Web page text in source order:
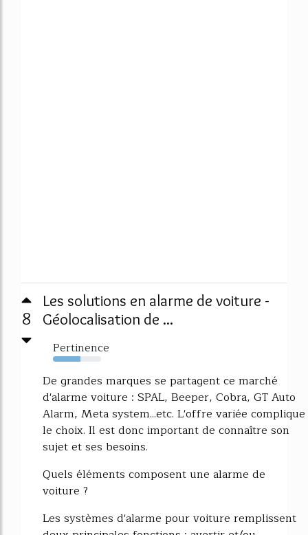
8
Les solutions en alarme de voiture -
Géolocalisation de ...
Pertinence
57%
De grandes marques se partagent ce marché
d'alarme voiture : SPAL, Beeper, Cobra, GT Auto
Alarm, Meta system...etc. L'offre variée complique
le choix. Il est donc important de connaître son
sujet et ses besoins.
Quels éléments composent une alarme de
voiture ?
Les systèmes d'alarme pour voiture remplissent